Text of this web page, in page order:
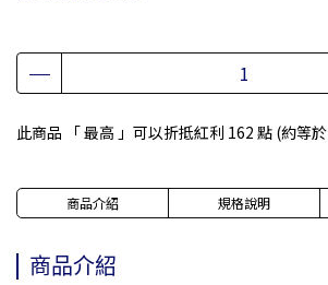
此商品 「 最高 」可以折抵紅利 162 點 (約等於
商品介紹 規格說明
商品介紹